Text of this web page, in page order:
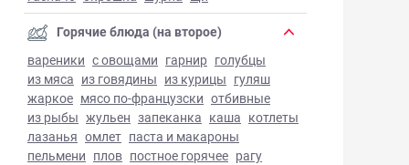
Горячие блюда (на второе)
вареники с овощами гарнир голубцы
из мяса из говядины из курицы гуляш
жаркое мясо по-французски отбивные
из рыбы жульен запеканка каша котлеты
лазанья омлет паста и макароны
пельмени плов постное горячее рагу